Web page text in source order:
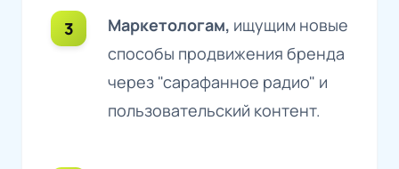
Маркетологам, ищущим новые
способы продвижения бренда
через "сарафанное радио" и
пользовательский контент.